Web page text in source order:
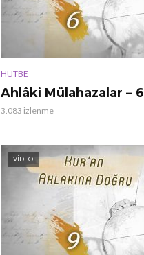
HUTBE
Ahlâki Mülahazalar – 6
3.083 izlenme
VIDEO